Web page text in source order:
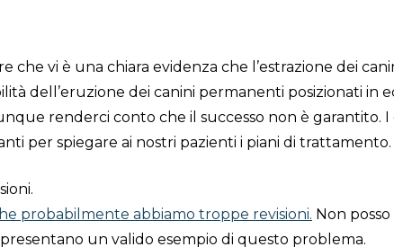
che vi è una chiara evidenza che l’estrazione dei
dell’eruzione dei canini permanenti posizionati in
renderci conto che il successo non è garantito. I
per spiegare ai nostri pazienti i piani di trattamento.
probabilmente abbiamo troppe revisioni. Non posso
un valido esempio di questo problema.